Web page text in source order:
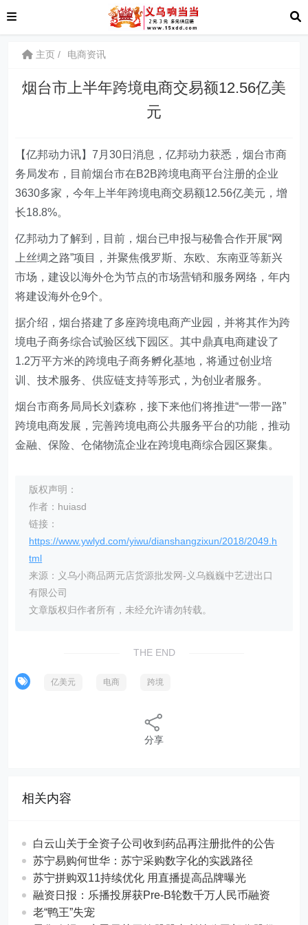
主页 电商资讯
烟台市上半年跨境电商交易额12.56亿美
元
【亿邦动力讯】7月30日消息，亿邦动力获悉，烟台市商
务局发布，目前烟台市在B2B跨境电商平台注册的企业
3630多家，今年上半年跨境电商交易额12.56亿美元，增
长18.8%。
亿邦动力了解到，目前，烟台已申报与秘鲁合作开展“网
上丝绸之路”项目，并聚焦俄罗斯、东欧、东南亚等新兴
市场，建设以海外仓为节点的市场营销和服务网络，年内
将建设海外仓9个。
据介绍，烟台搭建了多座跨境电商产业园，并将其作为跨
境电子商务综合试验区线下园区。其中鼎真电商建设了
1.2万平方米的跨境电子商务孵化基地，将通过创业培
训、技术服务、供应链支持等形式，为创业者服务。
烟台市商务局局长刘森称，接下来他们将推进“一带一路”
跨境电商发展，完善跨境电商公共服务平台的功能，推动
金融、保险、仓储物流企业在跨境电商综合园区聚集。
版权声明：
作者：huiasd
链接：
https://www.ywlyd.com/yiwu/dianshangzixun/2018/2049.h
tml
来源：义乌小商品两元店货源批发网-义乌巍巍中艺进出口
有限公司
文章版权归作者所有，未经允许请勿转载。
THE END
亿美元 电商 跨境
分享
相关内容
白云山关于全资子公司收到药品再注册批件的公告
苏宁易购何世华：苏宁采购数字化的实践路径
苏宁拼购双11持续优化 用直播提高品牌曝光
融资日报：乐播投屏获Pre-B轮数千万人民币融资
老“鸭王”失宠